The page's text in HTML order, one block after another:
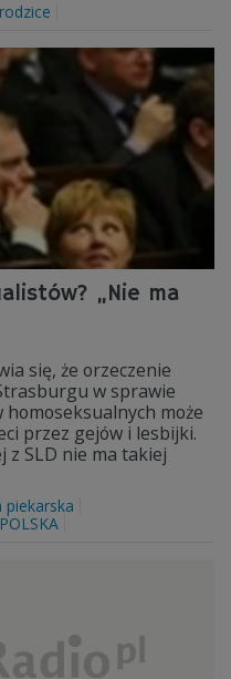
rodzice
„Nie ma
się, że orzeczenie
w sprawie
może
przez gejów i lesbijki.
z SLD nie ma takiej
piekarska
POLSKA